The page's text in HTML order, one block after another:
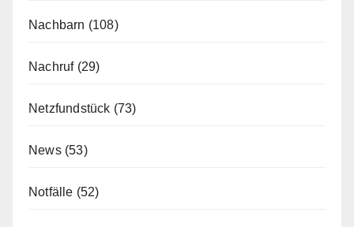
Nachbarn (108)
Nachruf(29)
Netzfundstück (73)
News(53)
Notfälle (52)